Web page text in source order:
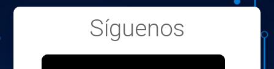
Síguenos